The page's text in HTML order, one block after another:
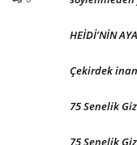
HEİDİ’NİN
Çekirdek
75 Senelik
75 Senelik